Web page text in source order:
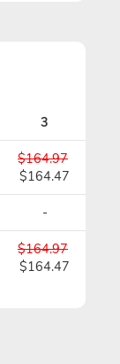
3
$164.97
$164.47
-
$164.97
$164.47